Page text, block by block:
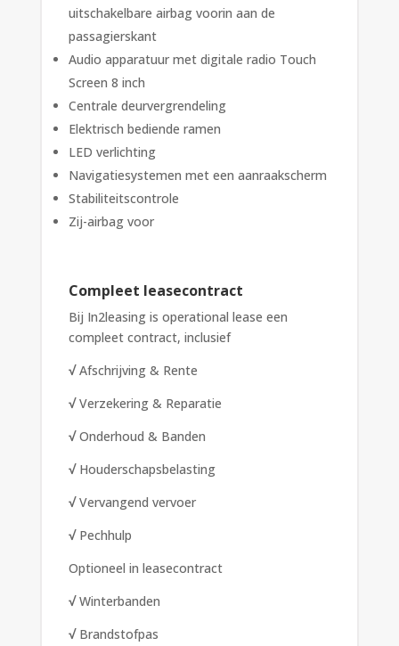
uitschakelbare airbag voorin aan de
passagierskant
Audio apparatuur met digitale radio Touch
Screen 8 inch
Centrale deurvergrendeling
Elektrisch bediende ramen
LED verlichting
Navigatiesystemen met een aanraakscherm
Stabiliteitscontrole
Zij-airbag voor
Compleet leasecontract
Bij In2leasing is operational lease een
compleet contract, inclusief
√Afschrijving & Rente
√Verzekering & Reparatie
√Onderhoud & Banden
√ Houderschapsbelasting
√Vervangend vervoer
√ Pechhulp
Optioneel in leasecontract
√Winterbanden
√ Brandstofpas